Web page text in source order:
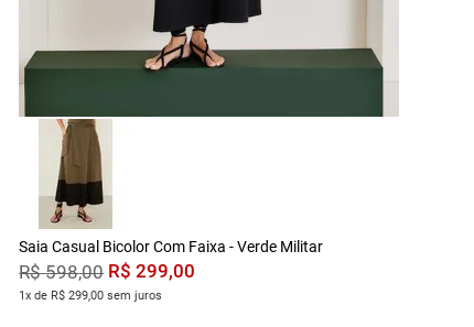
Saia Casual Bicolor Com Faixa - Verde Militar
R$ 598,00 R$ 299,00
1x de R$ 299,00 sem juros